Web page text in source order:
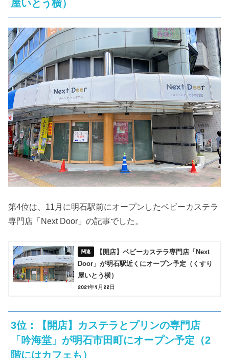
屋いとう横）
第4位は、11月に明石駅前にオープンしたベビーカステラ
専門店「Next Door」の記事でした。
【開店】ベビーカステラ専門店「Next
Door」が明石駅近くにオープン予定（くすり
屋いとう横）
2021年9月22日
3位：【開店】カステラとプリンの専門店
「吟海堂」が明石市田町にオープン予定（2
階にはカフェも）